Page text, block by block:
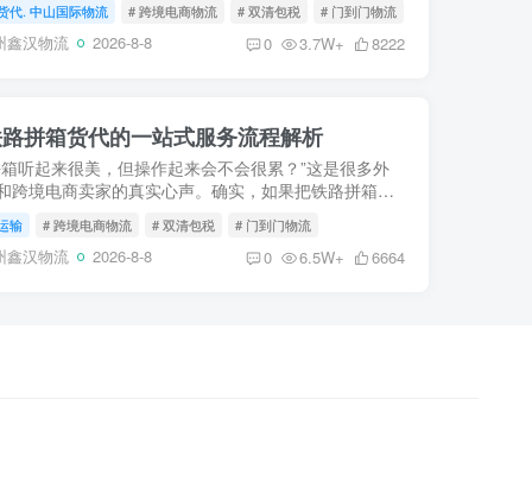
国家时），...
代. 中山国际物流 # 跨境电商物流 # 双清包税 # 门到门物流
鑫汉物流 2026-8-8 0 3.7W+ 8222
拼箱货代的一站式服务流程解析
听起来很美，但操作起来会不会很累？”这是很多外
跨境电商卖家的真实心声。确实，如果把铁路拼箱拆
它涉及国内集货、报关、干线运输、口岸换装、国外
箱分拨、...
输 # 跨境电商物流 # 双清包税 # 门到门物流
鑫汉物流 2026-8-8 0 6.5W+ 6664